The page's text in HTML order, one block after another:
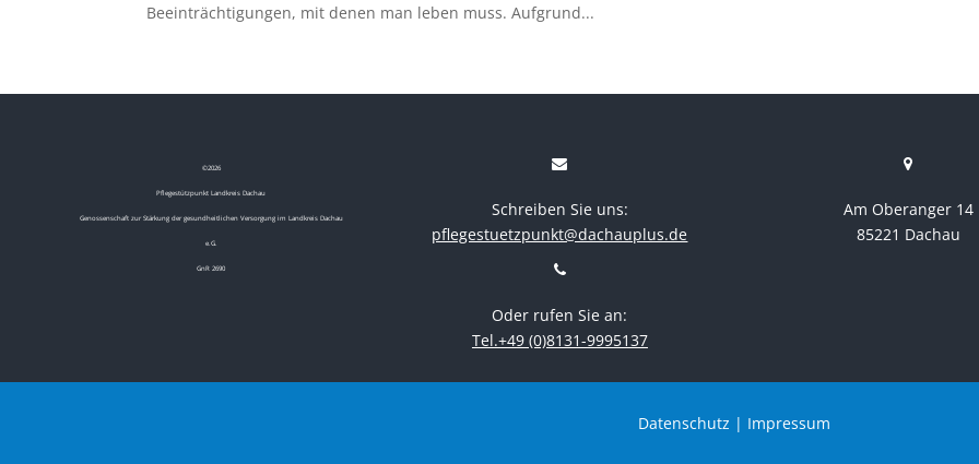
Beeinträchtigungen, mit denen man leben muss. Aufgrund...
©2026
Pflegestützpunkt Landkreis Dachau
Genossenschaft zur Stärkung der gesundheitlichen Versorgung im Landkreis Dachau
e.G.
GnR 2690
Schreiben Sie uns:
pflegestuetzpunkt@dachauplus.de
Oder rufen Sie an:
Tel.+49 (0)8131-9995137
Am Oberanger 14
85221 Dachau
Datenschutz | Impressum